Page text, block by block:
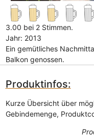
3.00 bei 2 Stimmen.
Jahr: 2013
Ein gemütliches
Balkon genossen.
Produktinfos:
Kurze Übersicht über
Gebindemenge,